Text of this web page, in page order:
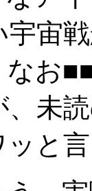
宇宙
お■■
未
と